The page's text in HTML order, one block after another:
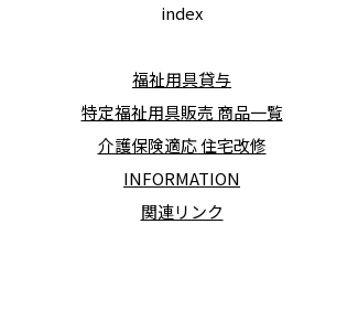
index
福祉用具貸与
特定福祉用具販売 商品一覧
介護保険適応 住宅改修
INFORMATION
関連リンク